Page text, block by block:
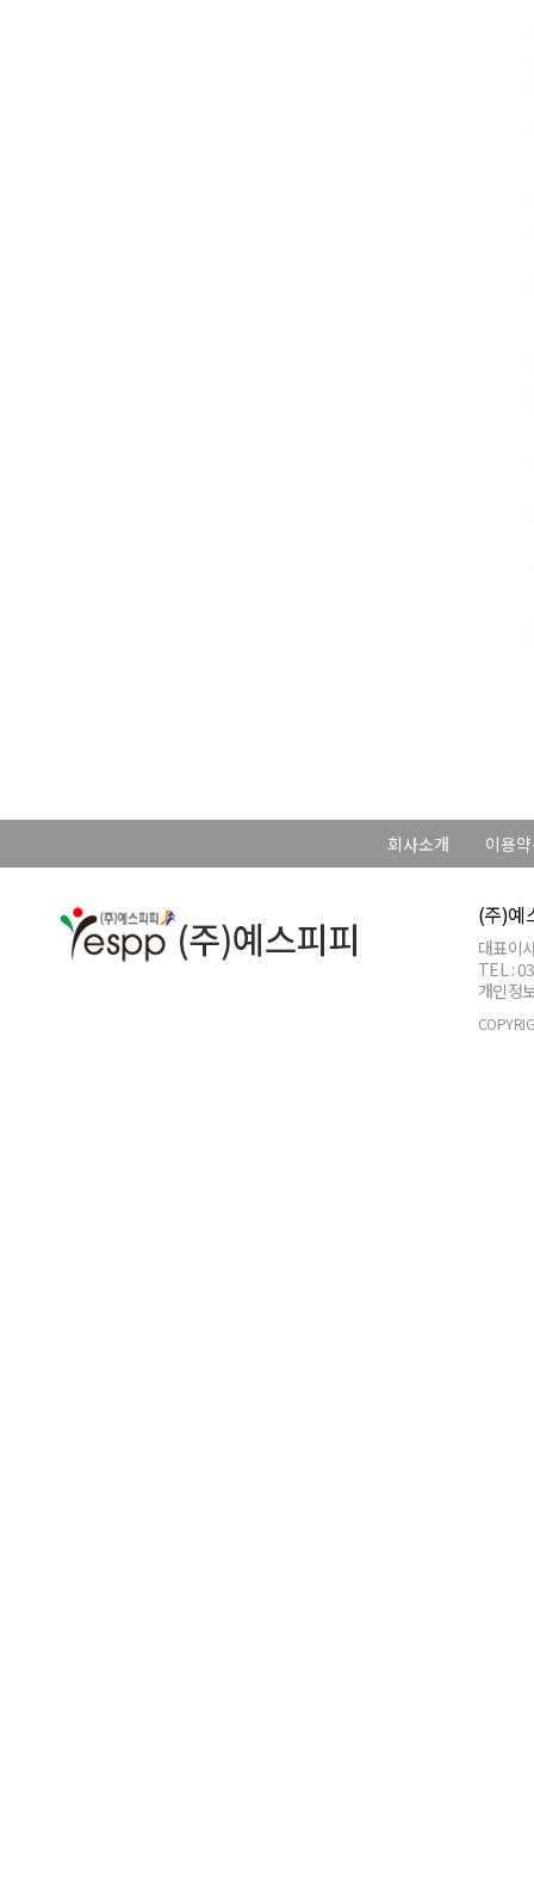
회사소개 이용
(주)예
대표이
TEL :
개인정